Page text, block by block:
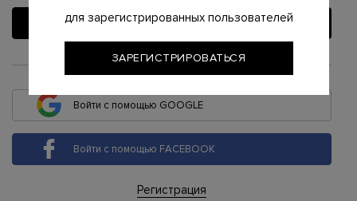
ВОЙТИ
или
Войти с помощью GOOGLE
Войти с помощью FACEBOOK
Регистрация
для зарегистрированных пользователей
ЗАРЕГИСТРИРОВАТЬСЯ